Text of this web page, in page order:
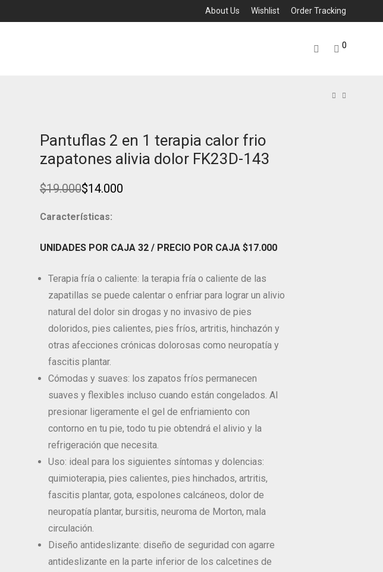
About Us Wishlist Order Tracking
0
Pantuflas 2 en 1 terapia calor frio
zapatones alivia dolor FK23D-143
$19.000
Original
was:
$14.000
Current
is:
Características:
UNIDADES POR CAJA 32 / PRECIO POR CAJA $17.000
Terapia fría o caliente: la terapia fría o caliente de las
zapatillas se puede calentar o enfriar para lograr un alivio
natural del dolor sin drogas y no invasivo de pies
doloridos, pies calientes, pies fríos, artritis, hinchazón y
otras afecciones crónicas dolorosas como neuropatía y
fascitis plantar.
Cómodas y suaves: los zapatos fríos permanecen
suaves y flexibles incluso cuando están congelados. Al
presionar ligeramente el gel de enfriamiento con
contorno en tu pie, todo tu pie obtendrá el alivio y la
refrigeración que necesita.
Uso: ideal para los siguientes síntomas y dolencias:
quimioterapia, pies calientes, pies hinchados, artritis,
fascitis plantar, gota, espolones calcáneos, dolor de
neuropatía plantar, bursitis, neuroma de Morton, mala
circulación.
Diseño antideslizante: diseño de seguridad con agarre
antideslizante en la parte inferior de los calcetines de